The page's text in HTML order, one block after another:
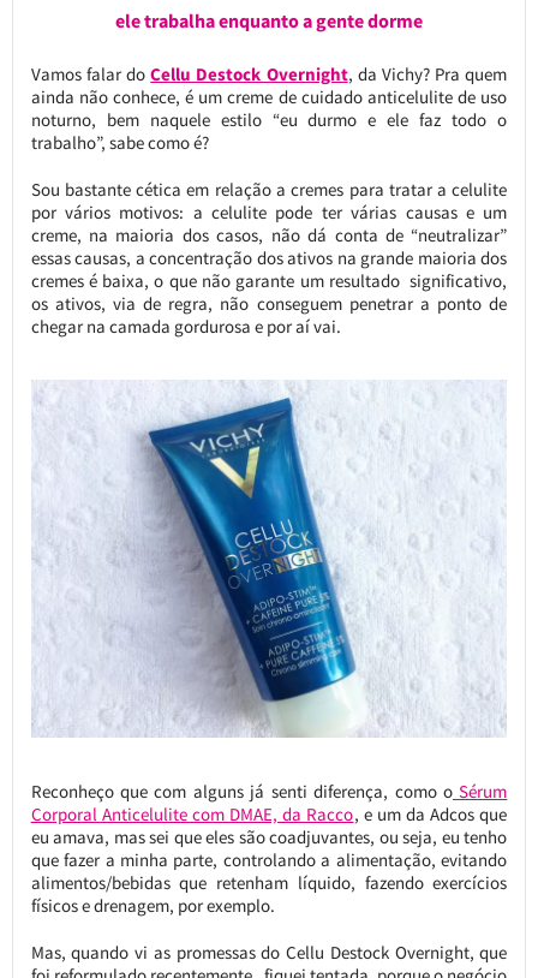
ele trabalha enquanto a gente dorme
Vamos falar doCellu Destock Overnight, da Vichy? Pra quem
ainda não conhece, é um creme de cuidado anticelulite de uso
noturno, bem naquele estilo “eu durmo e ele faz todo o
trabalho”, sabe como é?
Sou bastante cética em relação a cremes para tratar a celulite
por vários motivos: a celulite pode ter várias causas e um
creme, na maioria dos casos, não dá conta de “neutralizar”
essas causas, a concentração dos ativos na grande maioria dos
cremes é baixa, o que não garante um resultado significativo,
os ativos, via de regra, não conseguem penetrar a ponto de
chegar na camada gordurosa e por aí vai.
Reconheço que com alguns já senti diferença, como oSérum
Corporal Anticelulite com DMAE, da Racco, e um da Adcos que
eu amava, mas sei que eles são coadjuvantes, ou seja, eu tenho
que fazer a minha parte, controlando a alimentação, evitando
alimentos/bebidas que retenham líquido, fazendo exercícios
físicos e drenagem, por exemplo.
Mas, quando vi as promessas do Cellu Destock Overnight, que